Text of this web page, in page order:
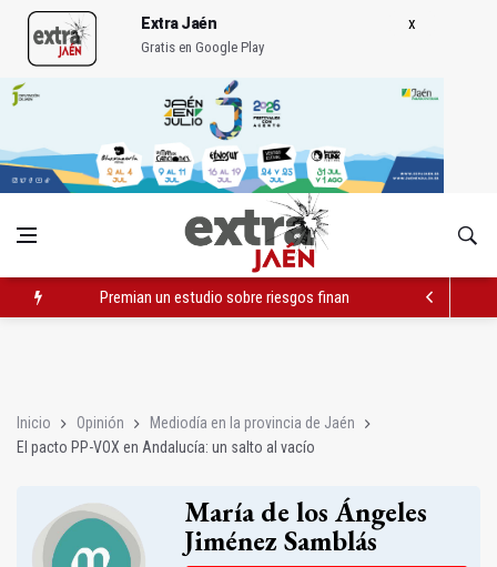
Extra Jaén
Gratis en Google Play
Premian un estudio sobre riesgos financieros en almazaras
Inicio Opinión
Mediodía en la provincia de Jaén
El pacto PP-VOX en Andalucía: un salto al vacío
María de los Ángeles
Jiménez Samblás